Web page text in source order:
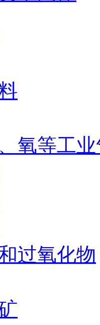
氧等工
过氧化物